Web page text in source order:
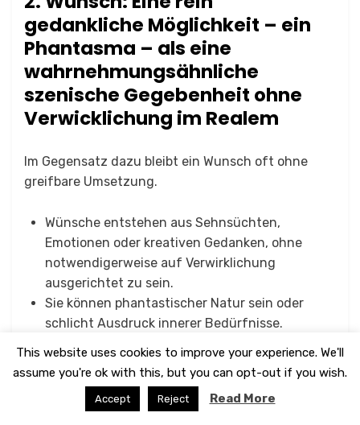
gedankliche Möglichkeit – ein
Phantasma – als eine
wahrnehmungsähnliche
szenische Gegebenheit ohne
Verwicklichung im Realem
Im Gegensatz dazu bleibt ein Wunsch oft ohne
greifbare Umsetzung.
Wünsche entstehen aus Sehnsüchten,
Emotionen oder kreativen Gedanken, ohne
notwendigerweise auf Verwirklichung
ausgerichtet zu sein.
Sie können phantastischer Natur sein oder
schlicht Ausdruck innerer Bedürfnisse.
fehlt eine realistische Absicht zur Umsetzung –
es ist eine bloße Vorstellung.
This website uses cookies to improve your experience. We'll
assume you're ok with this, but you can opt-out if you wish.
Accept Reject Read More